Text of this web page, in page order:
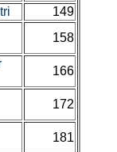
149
158
166
172
181